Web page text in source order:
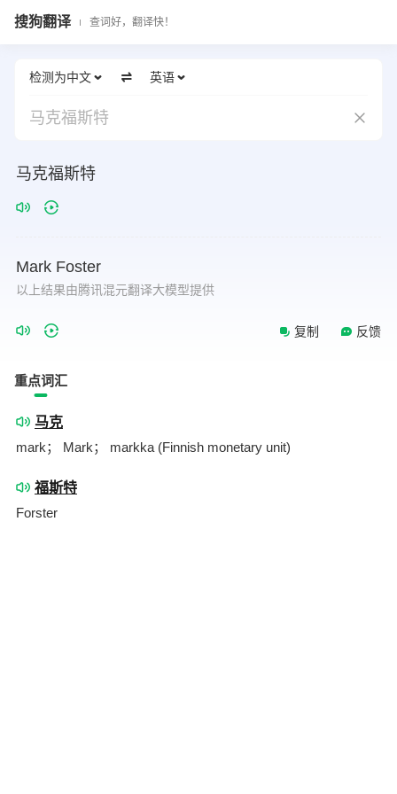
搜狗翻译 查词好，翻译快！
检测为中文 英语
马克福斯特
马克福斯特
Mark Foster
以上结果由腾讯混元翻译大模型提供
复制 反馈
重点词汇
马克
mark； Mark； markka (Finnish monetary unit)
福斯特
Forster